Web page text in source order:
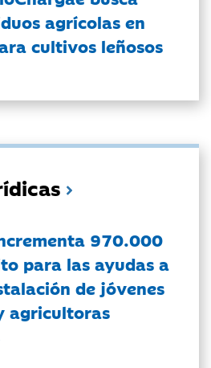
agrícolas en
cultivos leñosos
970.000
para las ayudas a
de jóvenes
agricultoras